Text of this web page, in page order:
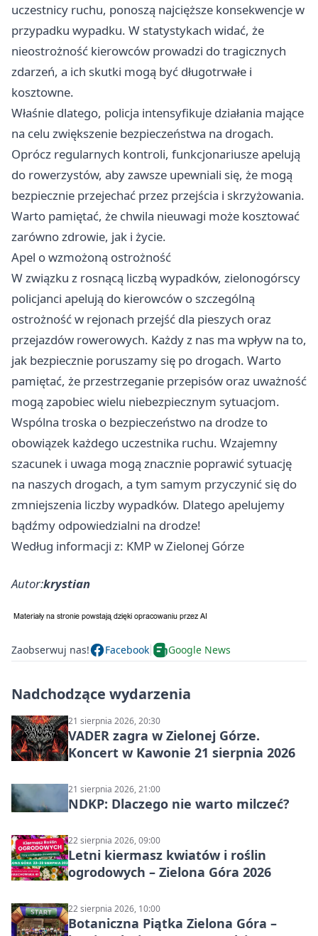
uczestnicy ruchu, ponoszą najcięższe konsekwencje w
przypadku wypadku. W statystykach widać, że
nieostrożność kierowców prowadzi do tragicznych
zdarzeń, a ich skutki mogą być długotrwałe i
kosztowne.
Właśnie dlatego, policja intensyfikuje działania mające
na celu zwiększenie bezpieczeństwa na drogach.
Oprócz regularnych kontroli, funkcjonariusze apelują
do rowerzystów, aby zawsze upewniali się, że mogą
bezpiecznie przejechać przez przejścia i skrzyżowania.
Warto pamiętać, że chwila nieuwagi może kosztować
zarówno zdrowie, jak i życie.
Apel o wzmożoną ostrożność
W związku z rosnącą liczbą wypadków, zielonogórscy
policjanci apelują do kierowców o szczególną
ostrożność w rejonach przejść dla pieszych oraz
przejazdów rowerowych. Każdy z nas ma wpływ na to,
jak bezpiecznie poruszamy się po drogach. Warto
pamiętać, że przestrzeganie przepisów oraz uważność
mogą zapobiec wielu niebezpiecznym sytuacjom.
Wspólna troska o bezpieczeństwo na drodze to
obowiązek każdego uczestnika ruchu. Wzajemny
szacunek i uwaga mogą znacznie poprawić sytuację
na naszych drogach, a tym samym przyczynić się do
zmniejszenia liczby wypadków. Dlatego apelujemy
bądźmy odpowiedzialni na drodze!
Według informacji z: KMP w Zielonej Górze
Autor:krystian
Zaobserwuj nas! Facebook Google News
Nadchodzące wydarzenia
21 sierpnia 2026, 20:30
VADER zagra w Zielonej Górze.
Koncert w Kawonie 21 sierpnia 2026
21 sierpnia 2026, 21:00
NDKP: Dlaczego nie warto milczeć?
22 sierpnia 2026, 09:00
Letni kiermasz kwiatów i roślin
ogrodowych – Zielona Góra 2026
22 sierpnia 2026, 10:00
Botaniczna Piątka Zielona Góra –